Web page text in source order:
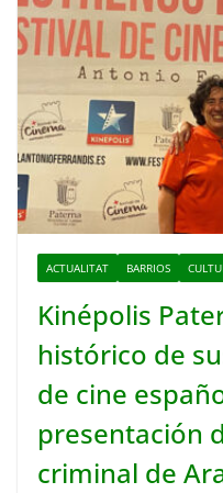
ACTUALITAT BARRIOS
Kinépolis
histórico de
de cine
presentación
criminal de